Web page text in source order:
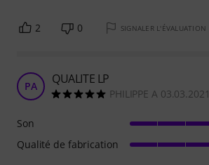
2 0 SIGNALER L'ÉVALUATION
PA QUALITE LP
PHILIPPE A 03.03.2021
Son
Qualité de fabrication